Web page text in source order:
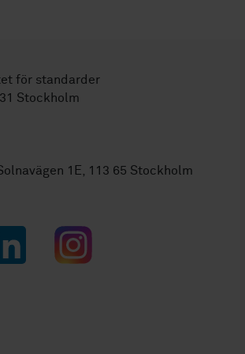
för standarder
Stockholm
1E, 113 65 Stockholm
Instagram